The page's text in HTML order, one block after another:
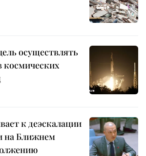
осуществлять
космических
к деэскалации
на Ближнем